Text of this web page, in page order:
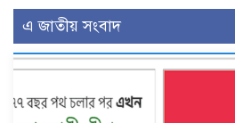
এ জাতীয় সংবাদ